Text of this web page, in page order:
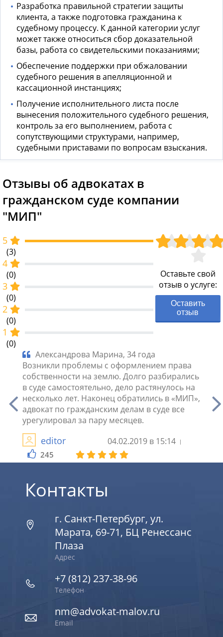
Разработка правильной стратегии защиты
клиента, а также подготовка гражданина к
судебному процессу. К данной категории услуг
может также относиться сбор доказательной
базы, работа со свидетельскими показаниями;
Обеспечение поддержки при обжаловании
судебного решения в апелляционной и
кассационной инстанциях;
Получение исполнительного листа после
вынесения положительного судебного решения,
контроль за его выполнением, работа с
сопутствующими структурами, например,
судебными приставами по вопросам взыскания.
Отзывы об адвокатах в
гражданском суде компании
"МИП"
5
(3)
4
(0)
3
(0)
2
(0)
1
(0)
Оставьте свой
отзыв о услуге:
Оставить
отзыв
Александрова Марина, 34 года
Возникли проблемы с оформлением права
собственности на землю. Долго разбирались
в суде самостоятельно, дело растянулось на
несколько лет. Наконец обратились в «МИП»,
адвокат по гражданским делам в суде все
урегулировал за пару месяцев.
editor 04.02.2019 в 15:14
245
Контакты
г. Санкт-Петербург, ул.
Марата, 69-71, БЦ Ренессанс
Плаза
Адрес
+7 (812) 237-38-96
Телефон
nm@advokat-malov.ru
Email